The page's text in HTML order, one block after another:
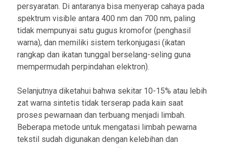
persyaratan. Di antaranya bisa menyerap cahaya pada
spektrum visible antara 400 nm dan 700 nm, paling
tidak mempunyai satu gugus kromofor (penghasil
warna), dan memiliki sistem terkonjugasi (ikatan
rangkap dan ikatan tunggal berselang-seling guna
mempermudah perpindahan elektron).
Selanjutnya diketahui bahwa sekitar 10-15% atau lebih
zat warna sintetis tidak terserap pada kain saat
proses pewarnaan dan terbuang menjadi limbah.
Beberapa metode untuk mengatasi limbah pewarna
tekstil sudah digunakan dengan kelebihan dan